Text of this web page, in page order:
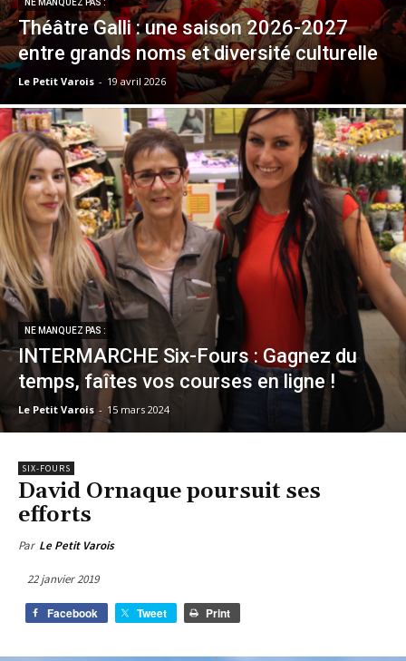
NE MANQUEZ PAS :
Théâtre Galli : une saison 2026-2027
entre grands noms et diversité culturelle
Le Petit Varois - 19 avril 2026
NE MANQUEZ PAS :
INTERMARCHE Six-Fours : Gagnez du
temps, faîtes vos courses en ligne !
Le Petit Varois - 15 mars 2024
SIX-FOURS
David Ornaque poursuit ses
efforts
Par Le Petit Varois
22 janvier 2019
Facebook Tweet Print